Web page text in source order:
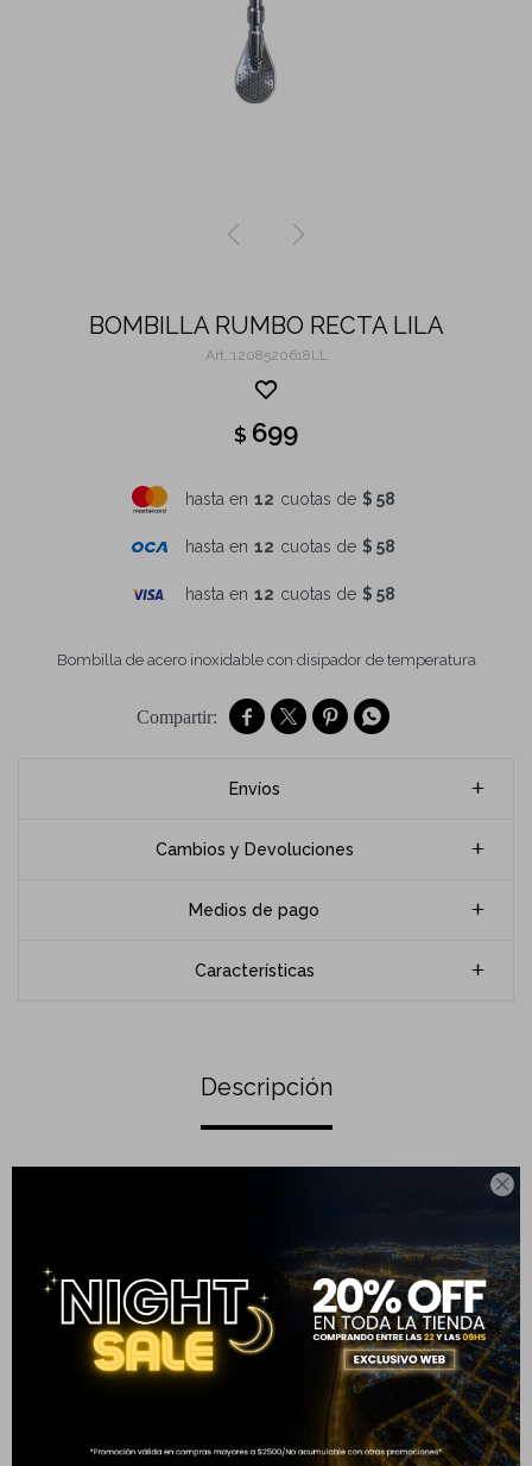

BOMBILLA RUMBO RECTA LILA
1208520618LL
$ 699
hasta en 12 cuotas de $ 58
hasta en 12 cuotas de $ 58
hasta en 12 cuotas de $ 58
Bombilla de acero inoxidable con disipador de temperatura
   
Envíos
Cambios y Devoluciones
Medios de pago
Características
Descripción
Completá tu compra